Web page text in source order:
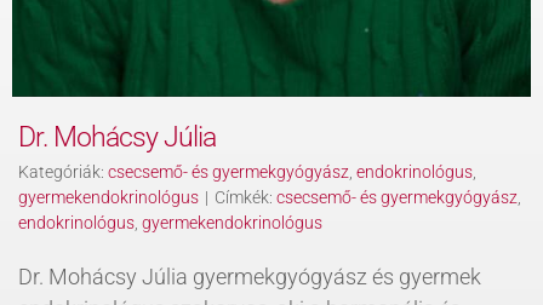
Dr. Mohácsy Júlia
Kategóriák: csecsemő- és gyermekgyógyász endokrinológus
gyermekendokrinológus | Címkék: csecsemő- és gyermekgyógyász
endokrinológus gyermekendokrinológus
Dr. Mohácsy Júlia gyermekgyógyász és gyermek